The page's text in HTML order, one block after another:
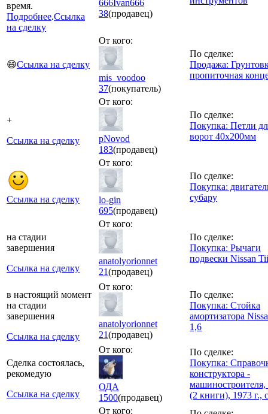
время.
Подробнее.Ссылка
на сделку
666Ivan666
38(продавец)
😄Ссылка на сделку
От кого:
mis_voodoo
37(покупатель)
По сделке:
Продажа:
пропиточная
+
Ссылка на сделку
От кого:
pNovod
183(продавец)
По сделке:
Покупка: Петли
ворот 40х200мм
Ссылка на сделку
От кого:
lo-gin
695(продавец)
По сделке:
Покупка:
субару
на стадии
завершения
Ссылка на сделку
От кого:
anatolyorionnet
21(продавец)
По сделке:
Покупка: Рычаги
подвески Nissan
в настоящий момент
на стадии
завершения
Ссылка на сделку
От кого:
anatolyorionnet
21(продавец)
По сделке:
Покупка: Стойка
амортизатора
1,6
Сделка состоялась,
рекомедую
Ссылка на сделку
От кого:
ОДА
1500(продавец)
По сделке:
Покупка:
конструктора -
машиностроителя,
(2 книги), 1973 г.,
От кого: